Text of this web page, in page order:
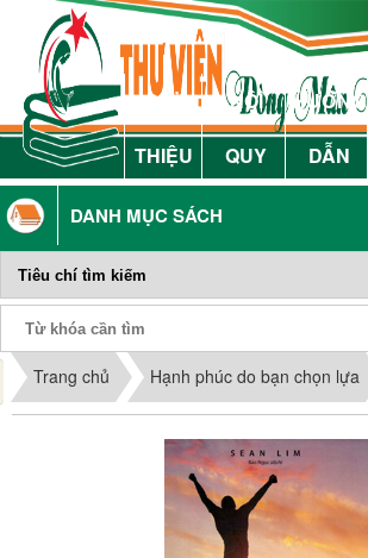
GIỚI
THIỆU
NỘI
QUY
HƯỚNG
DẪN
DANH MỤC SÁCH
Phiếu Sách
Trang chủ Hạnh phúc do bạn chọn lựa